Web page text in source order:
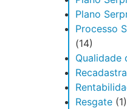
Plano
Processo
(14)
Qualidade
Resgate (1)